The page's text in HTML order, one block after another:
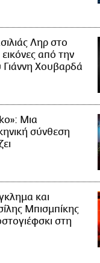
Ληρ στο
από την
Χουβαρδά
Μια
σύνθεση
και
Μπισμπίκης
στη